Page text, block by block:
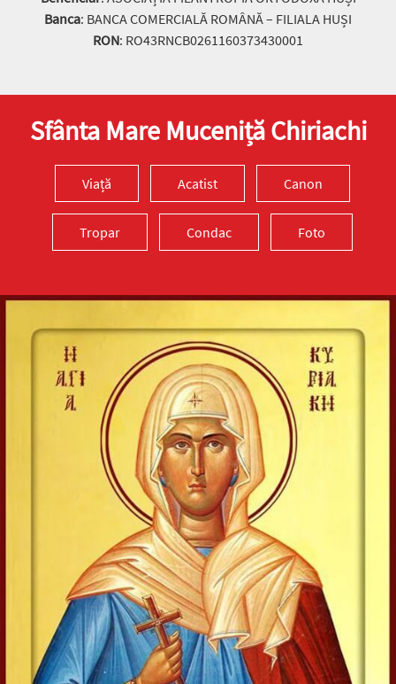
Banca: BANCA COMERCIALĂ ROMÂNĂ – FILIALA HUȘI
RON: RO43RNCB0261160373430001
Sfânta Mare Muceniță Chiriachi
Viață Acatist Canon
Tropar Condac Foto